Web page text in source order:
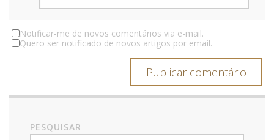
Notificar-me de novos comentários via e-mail.
Quero ser notificado de novos artigos por email.
PESQUISAR